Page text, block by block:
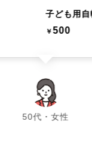
子ども用自
￥500
50代・女性
chevron_left chevron_right